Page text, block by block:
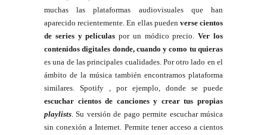
muchas las plataformas audiovisuales que han
aparecido recientemente. En ellas pueden verse cientos
de series y películas por un módico precio.Ver los
contenidos digitales donde, cuando y como tu quieras
es una de las principales cualidades. Por otro lado en el
ámbito de la música también encontramos plataforma
similares. Spotify , por ejemplo, donde se puede
escuchar cientos de canciones y crear tus propias
playlists. Su versión de pago permite escuchar música
sin conexión a Internet. Permite tener acceso a cientos